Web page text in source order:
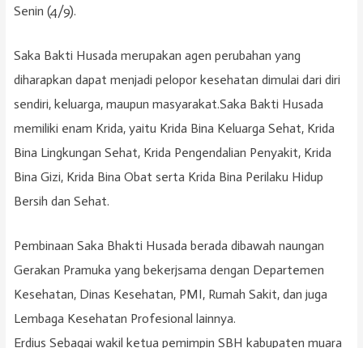
Senin (4/9).
Saka Bakti Husada merupakan agen perubahan yang
diharapkan dapat menjadi pelopor kesehatan dimulai dari diri
sendiri, keluarga, maupun masyarakat.Saka Bakti Husada
memiliki enam Krida, yaitu Krida Bina Keluarga Sehat, Krida
Bina Lingkungan Sehat, Krida Pengendalian Penyakit, Krida
Bina Gizi, Krida Bina Obat serta Krida Bina Perilaku Hidup
Bersih dan Sehat.
Pembinaan Saka Bhakti Husada berada dibawah naungan
Gerakan Pramuka yang bekerjsama dengan Departemen
Kesehatan, Dinas Kesehatan, PMI, Rumah Sakit, dan juga
Lembaga Kesehatan Profesional lainnya.
Erdius Sebagai wakil ketua pemimpin SBH kabupaten muara